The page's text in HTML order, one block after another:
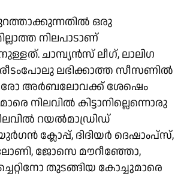
ഒരു
നിലപാടാണ്
ചാമ്പ്യന്‍സ് ലീഗ്, ലാലിഗ
ലഭിക്കാത്ത സീസണില്‍
അർബലോവക്ക് ശേഷെം
നിലവില്‍ കിട്ടാനില്ലെന്നൊരു
റയല്‍മാഡ്രിഡ്
ക്ലോപ്പ്, ദിദിയര്‍ ദെഷാംപ്‌സ്,
ജോസെ മൗറീഞ്ഞോ,
തുടങ്ങിയ കോച്ചുമാരെ